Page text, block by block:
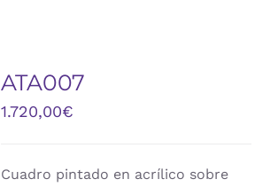
ATA007
1.720,00€
Cuadro pintado en acrílico sobre